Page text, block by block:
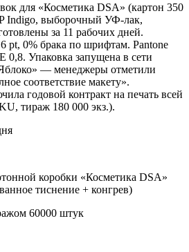
для «Косметика DSA» (картон 350
Indigo, выборочный УФ-лак,
за 11 рабочих дней.
pt, 0% брака по шрифтам. Pantone
0,8. Упаковка запущена в сети
— менеджеры отметили
соответствие макету».
годовой контракт на печать всей
тираж 180 000 экз.).
коробки «Косметика DSA»
тиснение + конгрев)
60000 штук